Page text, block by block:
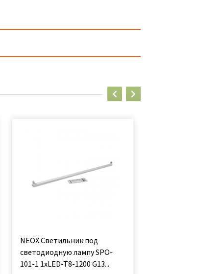
NEOX Светильник под
светодиодную лампу SPO-
101-1 1хLED-T8-1200 G13...